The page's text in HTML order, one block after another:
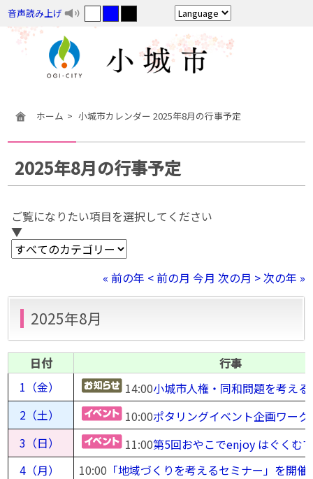
音声読み上げ
ホーム 小城市カレンダー 2025年8月の行事予定
2025年8月の行事予定
ご覧になりたい項目を選択してください
▼
« 前の年 < 前の月 今月 次の月 >次の年 »
2025年8月
1（金） 14:00小城市人権・同和問題を考え
2（土）
10:00ポタリングイベント企画ワー
3（日）
11:00第5回おやこでenjoy はぐくむ
4（月）
10:00 「地域づくりを考えるセミナー」を開催
日付 行事